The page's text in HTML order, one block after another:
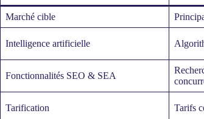
Marché cible
Intelligence artificielle
Fonctionnalités SEO & SEA
Tarification Tarifs